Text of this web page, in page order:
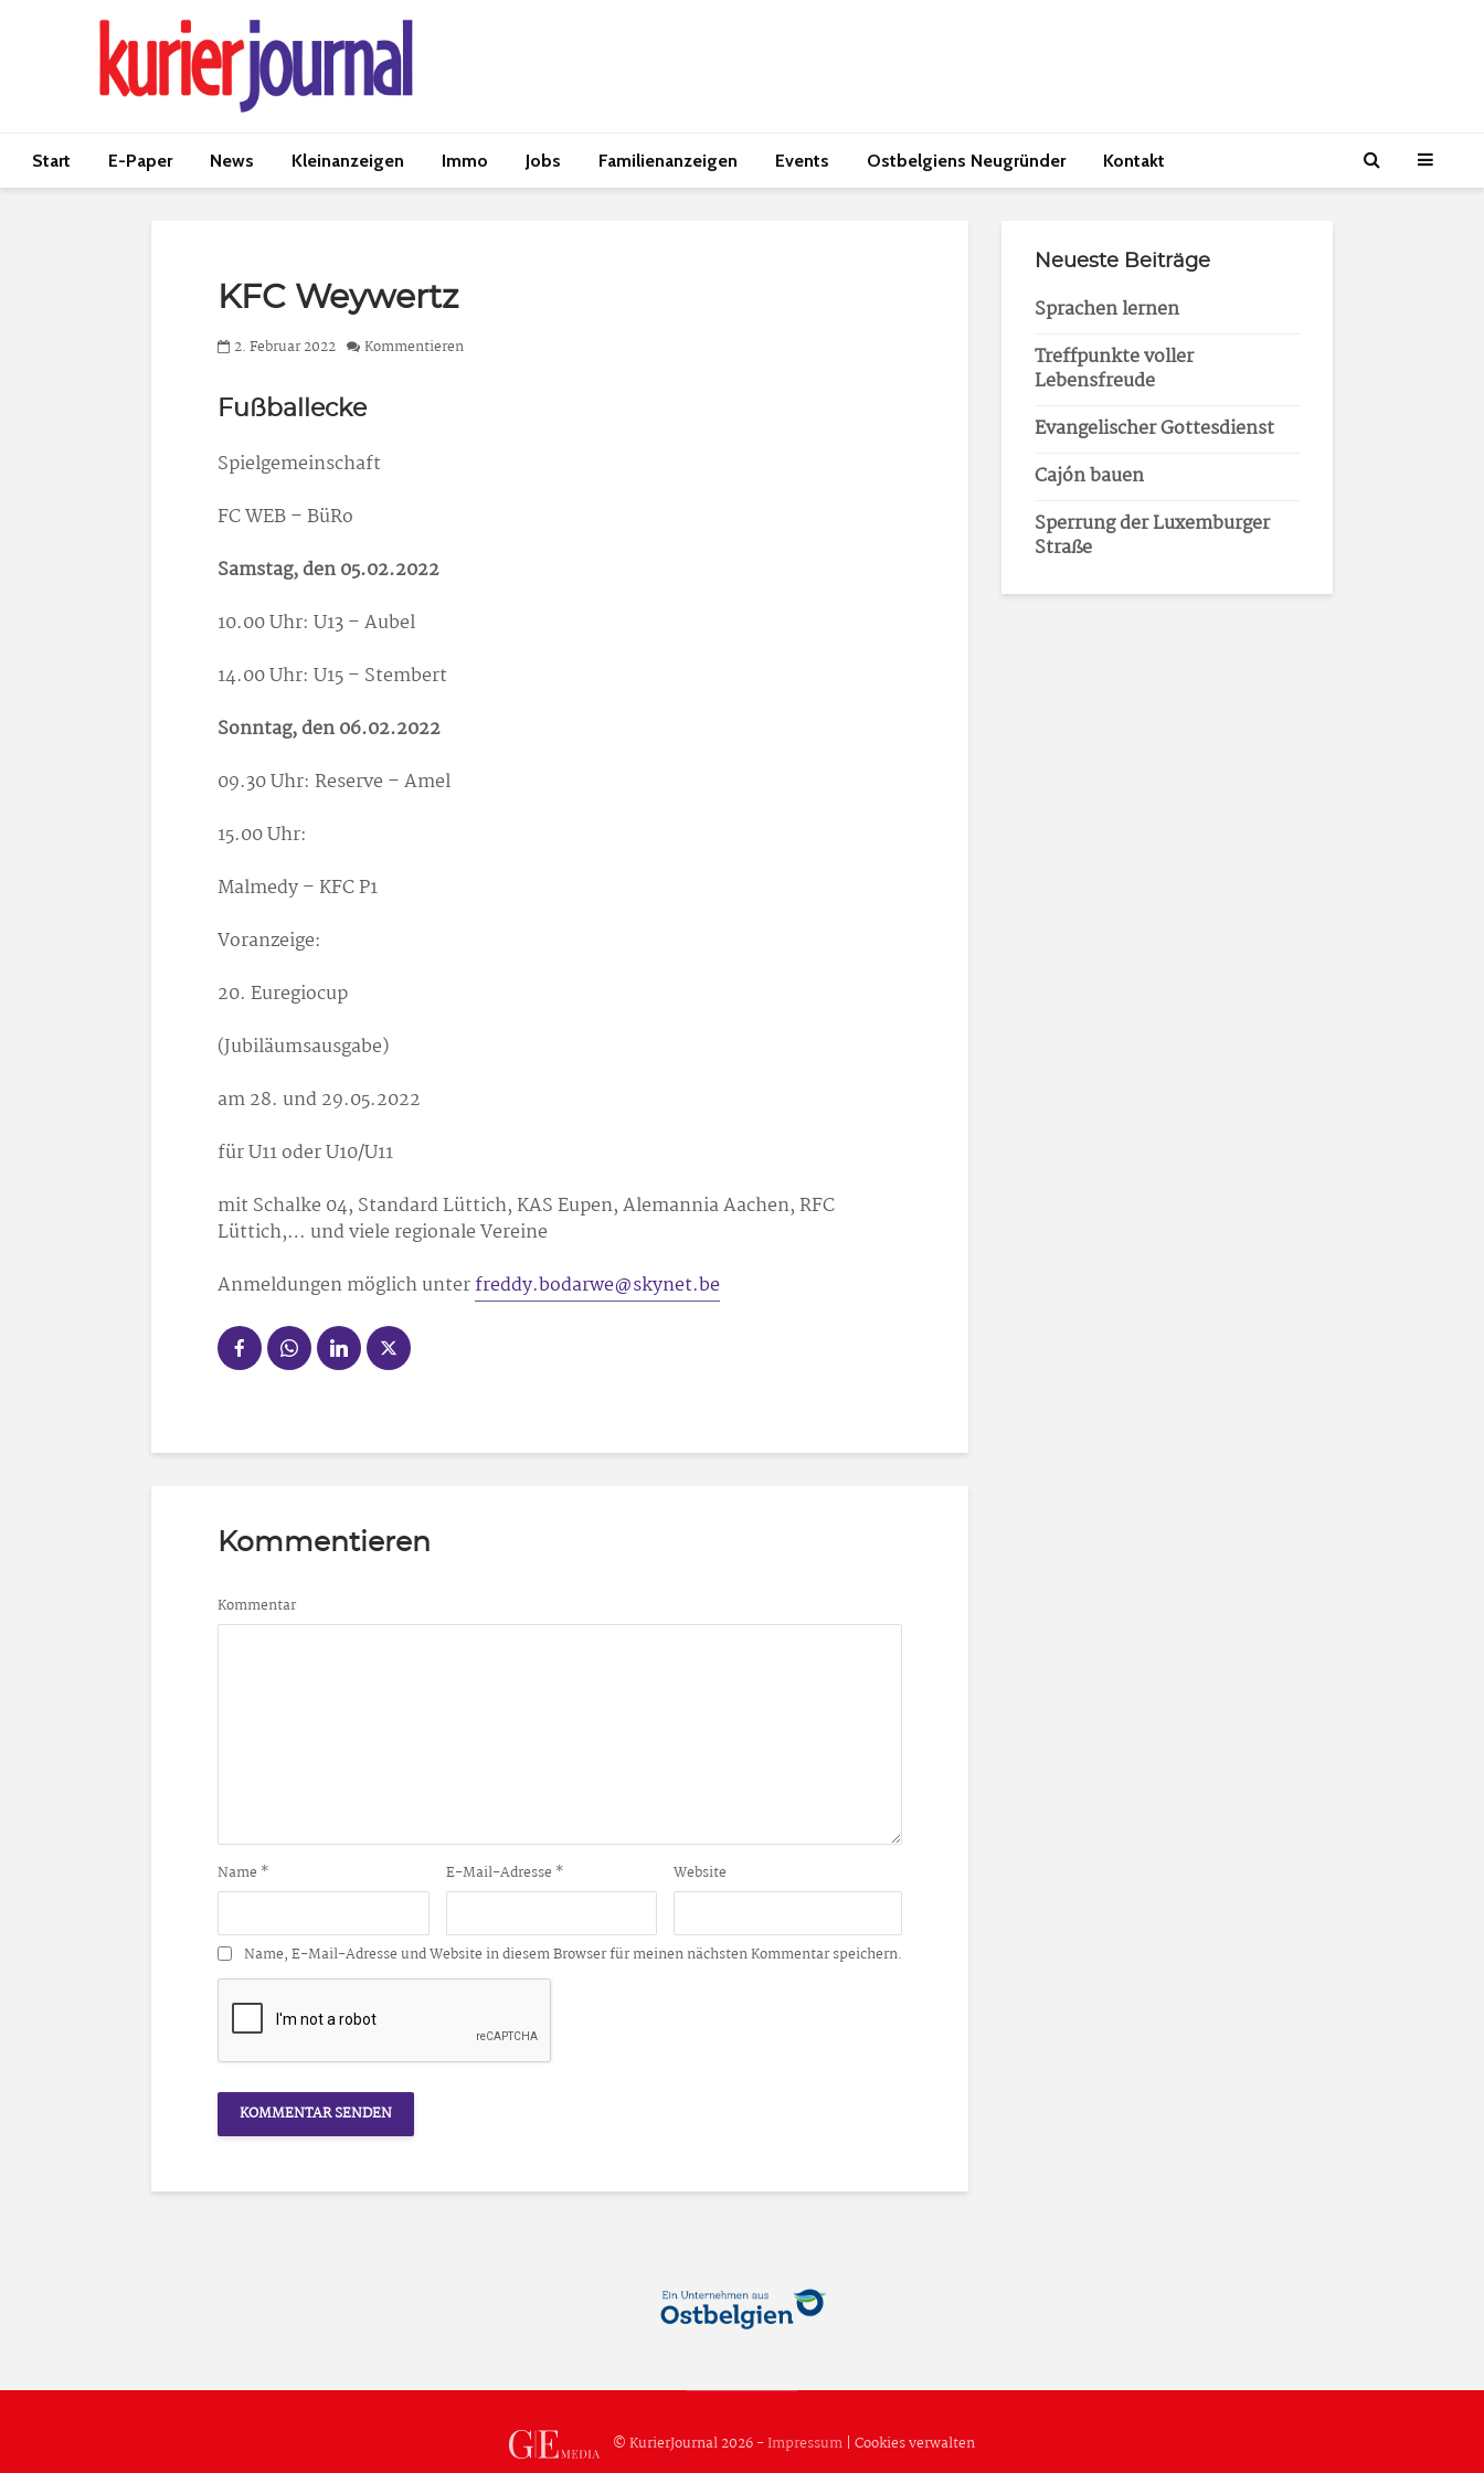
Start E-Paper News Kleinanzeigen Immo Jobs Familienanzeigen Events Ostbelgiens Neugründer Kontakt
KFC Weywertz
2. Februar 2022 Kommentieren
Fußballecke
Spielgemeinschaft
FC WEB – BüRo
Samstag, den 05.02.2022
10.00 Uhr: U13 – Aubel
14.00 Uhr: U15 – Stembert
Sonntag, den 06.02.2022
09.30 Uhr: Reserve – Amel
15.00 Uhr:
Malmedy – KFC P1
Voranzeige:
20. Euregiocup
(Jubiläumsausgabe)
am 28. und 29.05.2022
für U11 oder U10/U11
mit Schalke 04, Standard Lüttich, KAS Eupen, Alemannia Aachen, RFC
Lüttich,… und viele regionale Vereine
Anmeldungen möglich unterfreddy.bodarwe@skynet.be
Kommentieren
Kommentar
Name * E-Mail-Adresse * Website
Name, E-Mail-Adresse und Website in diesem Browser für meinen nächsten Kommentar speichern.
Neueste Beiträge
Sprachen lernen
Treffpunkte voller
Lebensfreude
Evangelischer Gottesdienst
Cajón bauen
Sperrung der Luxemburger
Straße
© KurierJournal 2026 -Impressum |Cookies verwalten